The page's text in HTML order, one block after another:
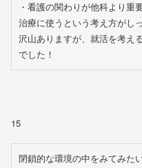
・看護の関わりが他科より重
治療に使うという考え方がし
沢山ありますが、就活を考え
でした！
15
閉鎖的な環境の中をみてみたい